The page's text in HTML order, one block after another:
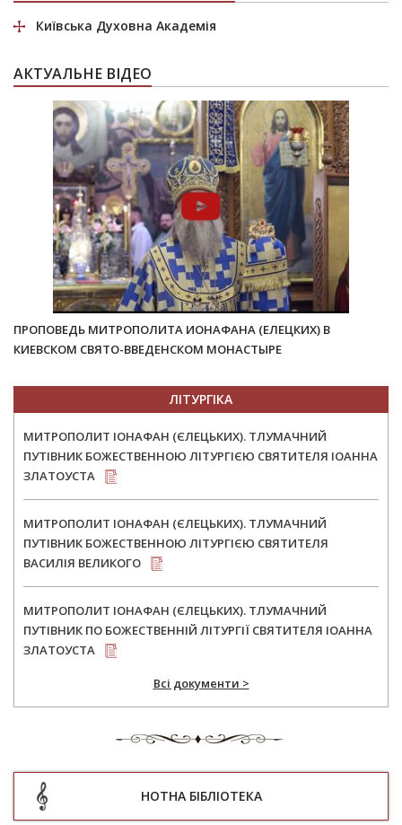
Київська Духовна Академія
АКТУАЛЬНЕ ВІДЕО
ПРОПОВЕДЬ МИТРОПОЛИТА ИОНАФАНА (ЕЛЕЦКИХ) В
КИЕВСКОМ СВЯТО-ВВЕДЕНСКОМ МОНАСТЫРЕ
ЛІТУРГІКА
МИТРОПОЛИТ ІОНАФАН (ЄЛЕЦЬКИХ). ТЛУМАЧНИЙ
ПУТІВНИК БОЖЕСТВЕННОЮ ЛІТУРГІЄЮ СВЯТИТЕЛЯ ІОАННА
ЗЛАТОУСТА
МИТРОПОЛИТ ІОНАФАН (ЄЛЕЦЬКИХ). ТЛУМАЧНИЙ
ПУТІВНИК БОЖЕСТВЕННОЮ ЛІТУРГІЄЮ СВЯТИТЕЛЯ
ВАСИЛІЯ ВЕЛИКОГО
МИТРОПОЛИТ ІОНАФАН (ЄЛЕЦЬКИХ). ТЛУМАЧНИЙ
ПУТІВНИК ПО БОЖЕСТВЕННІЙ ЛІТУРГІЇ СВЯТИТЕЛЯ ІОАННА
ЗЛАТОУСТА
Всі документи >
НОТНА БІБЛІОТЕКА